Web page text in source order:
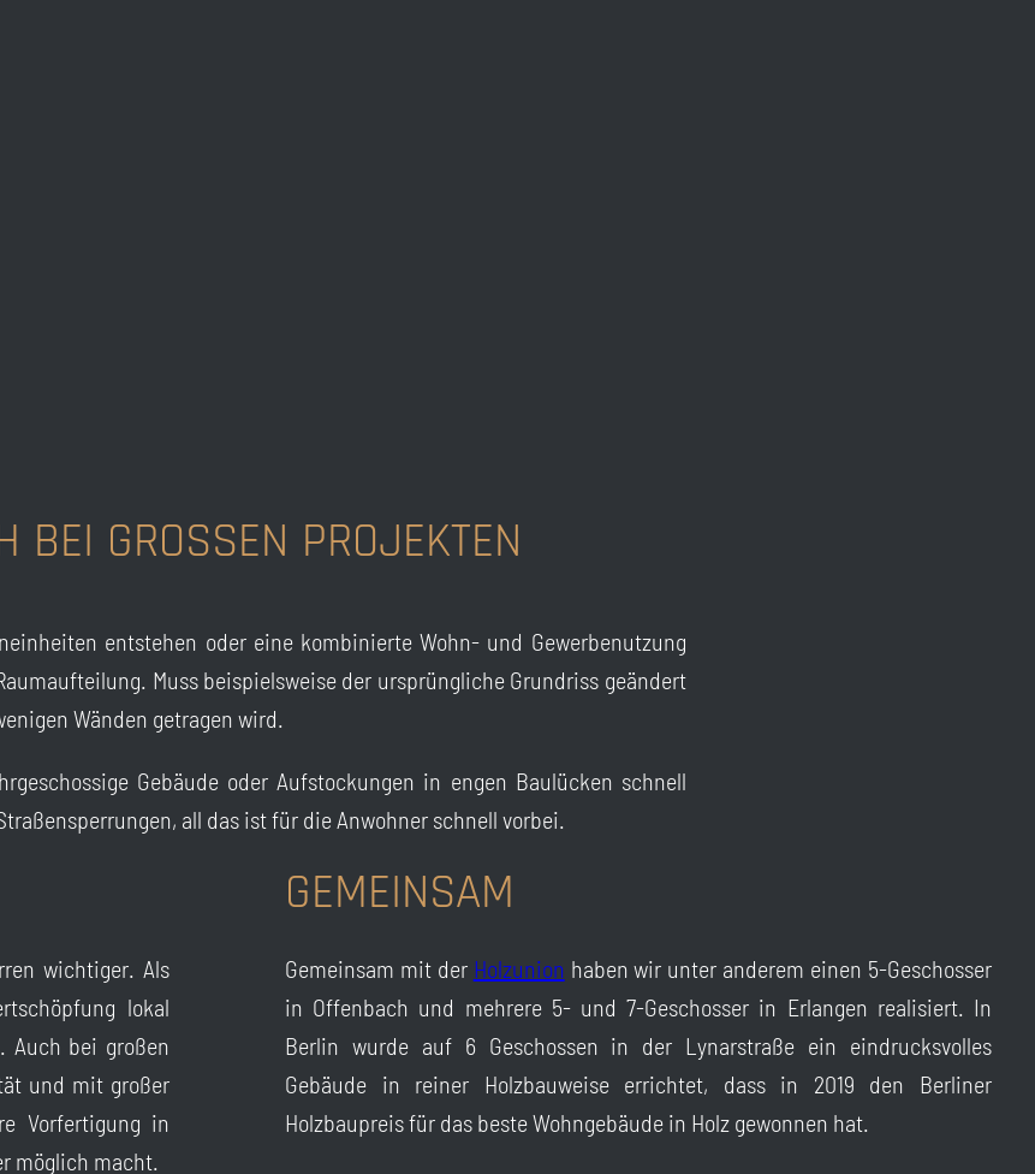
GROSSEN PROJEKTEN
entstehen oder eine kombinierte Wohn- und Gewerbenutzung
Muss beispielsweise der ursprüngliche Grundriss geändert
Wänden getragen wird.
Gebäude oder Aufstockungen in engen Baulücken schnell
all das ist für die Anwohner schnell vorbei.
wichtiger. Als
lokal
Auch bei großen
und mit großer
Vorfertigung in
möglich macht.
GEMEINSAM
Gemeinsam mit der Holzunion haben wir unter anderem einen 5-Geschosser
in Offenbach und mehrere 5- und 7-Geschosser in Erlangen realisiert. In
Berlin wurde auf 6 Geschossen in der Lynarstraße ein eindrucksvolles
Gebäude in reiner Holzbauweise errichtet, dass in 2019 den Berliner
Holzbaupreis für das beste Wohngebäude in Holz gewonnen hat.